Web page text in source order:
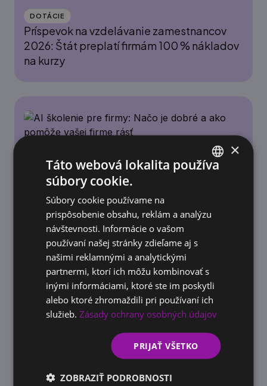
DOTÁCIE
Príspevok na vzdelávanie zamestnancov
2026: Štát preplatí firmám 100 % nákladov
na kurzy
ACADEMY
AI školenie pre firmy: Načo je dobré a ako
pomôže vašej firme rásť
×
Táto webová lokalita používa
súbory cookie.
Súbory cookie používame na
prispôsobenie obsahu, reklám a analýzu
návštevnosti. Informácie o vašom
používaní našej stránky zdieľame aj s
našimi reklamnými a analytickými
partnermi, ktorí ich môžu kombinovať s
inými informáciami, ktoré ste im poskytli
alebo ktoré zhromaždili pri používaní ich
služieb.Zásady ochrany osobných údajov
PRIJAŤ VŠETKO
ZOBRAZIŤ PODROBNOSTI